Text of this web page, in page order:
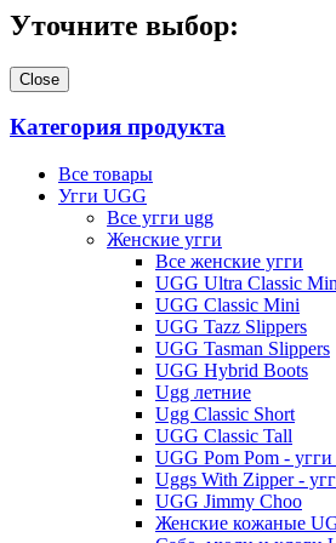
Уточните выбор:
Close
Категория продукта
Все товары
Угги UGG
Все угги ugg
Женские угги
Все женские угги
UGG Ultra Classic
UGG Classic Mini
UGG Tazz Slippers
UGG Tasman Slippers
UGG Hybrid Boots
Ugg летние
Ugg Classic Short
UGG Classic Tall
UGG Pom Pom -
Uggs With Zipper -
UGG Jimmy Choo
Женские кожаные